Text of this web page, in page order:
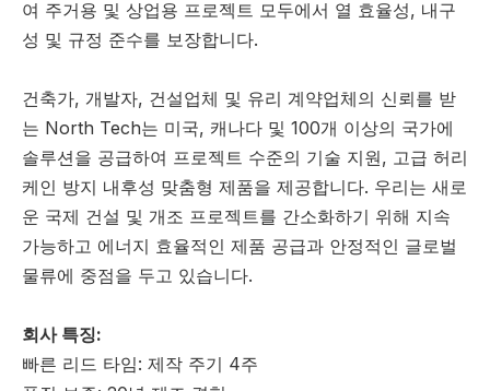
여 주거용 및 상업용 프로젝트 모두에서 열 효율성, 내구
성 및 규정 준수를 보장합니다.
건축가, 개발자, 건설업체 및 유리 계약업체의 신뢰를 받
는 North Tech는 미국, 캐나다 및 100개 이상의 국가에
솔루션을 공급하여 프로젝트 수준의 기술 지원, 고급 허리
케인 방지 내후성 맞춤형 제품을 제공합니다. 우리는 새로
운 국제 건설 및 개조 프로젝트를 간소화하기 위해 지속
가능하고 에너지 효율적인 제품 공급과 안정적인 글로벌
물류에 중점을 두고 있습니다.
회사 특징:
빠른 리드 타임: 제작 주기 4주